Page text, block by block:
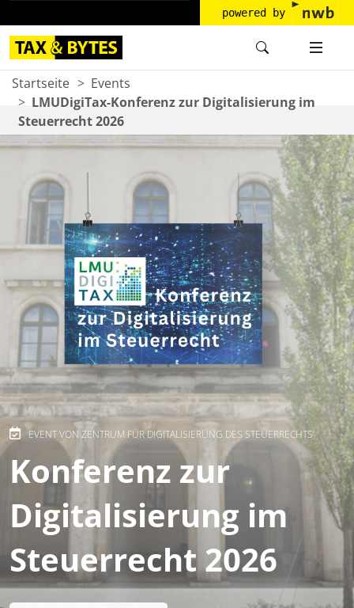
powered by
Startseite
Events
LMUDigiTax-Konferenz zur Digitalisierung im
Steuerrecht 2026
EVENT VON ZENTRUM FÜR DIGITALISIERUNG DES STEUERRECHTS
Konferenz zur
Digitalisierung im
Steuerrecht 2026